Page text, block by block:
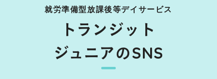
就労準備型放課後等デイサービス
トランジット
ジュニアのSNS